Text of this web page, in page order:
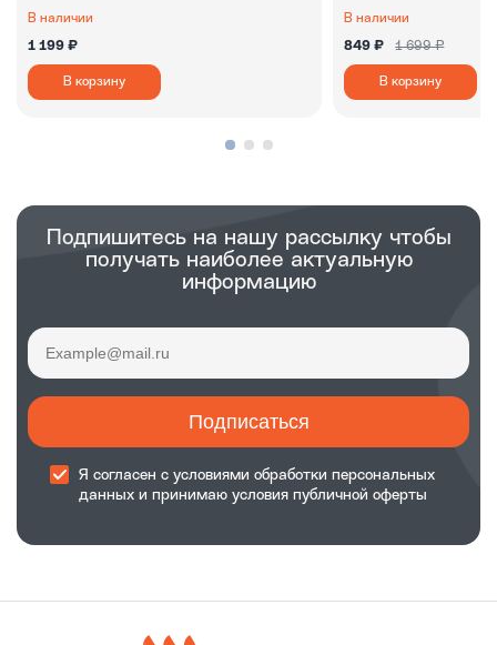
В наличии
1 199 ₽
В корзину
В наличии
849 ₽ 1 699 ₽
В корзину
Подпишитесь на нашу рассылку чтобы
получать наиболее актуальную
информацию
Подписаться
Я согласен с условиями обработки персональных
данных и принимаю условия публичной оферты